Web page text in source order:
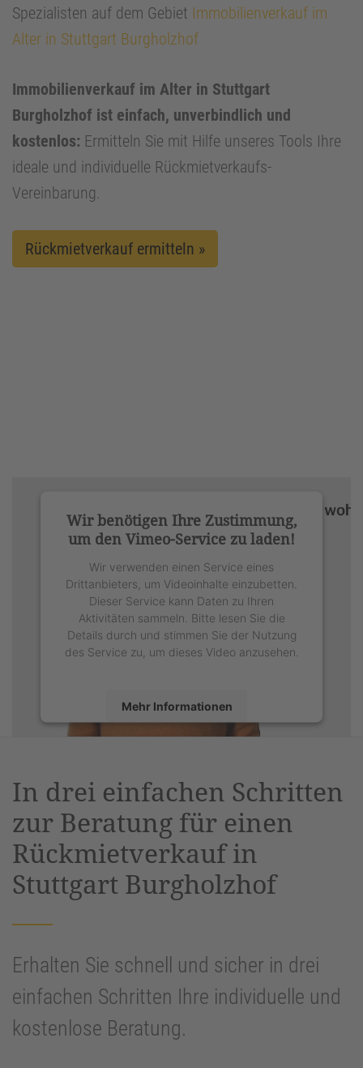
Spezialisten auf dem Gebiet Immobilienverkauf im
Alter in Stuttgart Burgholzhof
Immobilienverkauf im Alter in Stuttgart
Burgholzhof ist einfach, unverbindlich und
kostenlos: Ermitteln Sie mit Hilfe unseres Tools Ihre
ideale und individuelle Rückmietverkaufs-
Vereinbarung.
Rückmietverkauf ermitteln »
Wir benötigen Ihre Zustimmung,
um den Vimeo-Service zu laden!
Wir verwenden einen Service eines
Drittanbieters, um Videoinhalte einzubetten.
Dieser Service kann Daten zu Ihren
Aktivitäten sammeln. Bitte lesen Sie die
Details durch und stimmen Sie der Nutzung
des Service zu, um dieses Video anzusehen.
Mehr Informationen
Management Platform&eRecht24
In drei einfachen Schritten
zur Beratung für einen
Rückmietverkauf in
Stuttgart Burgholzhof
Erhalten Sie schnell und sicher in drei
einfachen Schritten Ihre individuelle und
kostenlose Beratung.